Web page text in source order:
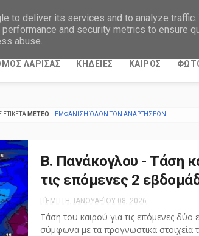
ΛΑΡΙΣΑΣ ΚΗΔΕΙΕΣ ΚΑΙΡΟΣ
METEO ΕΜΦΆΝΙΣΗ ΌΛΩΝ ΤΩΝ ΑΝΑΡΤΉΣΕΩΝ
Β. Πανάκογλου - Τάση
τις επόμενες 2
ΠΈΜΠΤΗ, ΙΑΝΟΥΑΡΊΟΥ 08, 2026
Τάση του καιρού για τις επόμενες δύο
σύμφωνα με τα προγνωστικά στοιχεία
to deliver its services and to analyze traffic.
and security metrics to ensure
abuse.